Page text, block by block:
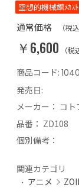
空想的機械館ﾒｶｽ
通常価格 （税込
￥6,600 （税
商品コード:
発売日:
メーカー： コト
品番： ZD108
個別備考：
関連カテゴリ
アニメ